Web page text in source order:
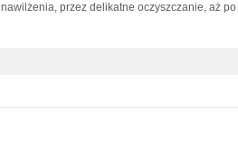
nawilżenia, przez delikatne oczyszczanie, aż